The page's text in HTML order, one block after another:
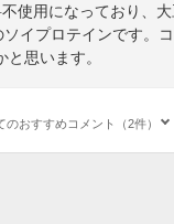
使用になっており、
イプロテインです。
思います。
のおすすめコメント（2件）